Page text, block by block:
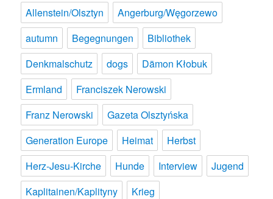
Allenstein/Olsztyn
Angerburg/Węgorzewo
autumn
Begegnungen
Bibliothek
Denkmalschutz
dogs
Dämon Kłobuk
Ermland
Franciszek Nerowski
Franz Nerowski
Gazeta Olsztyńska
Generation Europe
Heimat
Herbst
Herz-Jesu-Kirche
Hunde Interview
Jugend
Kaplitainen/Kaplityny
Krieg